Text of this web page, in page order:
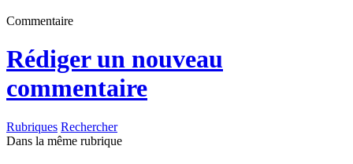
Commentaire
Rédiger un nouveau
commentaire
Rubriques Rechercher
Dans la même rubrique